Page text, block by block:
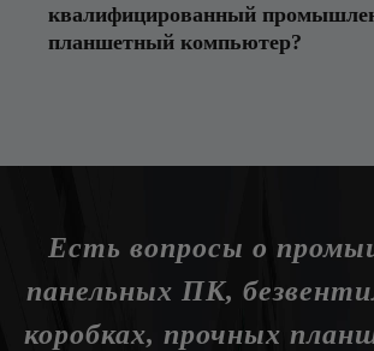
квалифицированный
планшетный компьютер?
Есть вопросы о
панельных ПК,
коробках, прочных